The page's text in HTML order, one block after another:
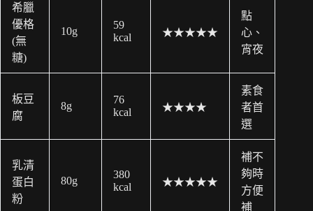
希臘
優格
(無
糖)
10g
59
kcal
★★★★★
點
心、
宵夜
板豆
腐
8g
76
kcal
★★★★
素食
者首
選
乳清
蛋白
粉
80g
380
kcal
★★★★★
補不
夠時
方便
補